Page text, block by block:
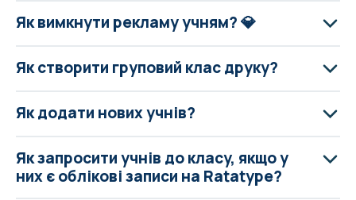
Як вимкнути рекламу учням? 💎
Як створити груповий клас друку?
Як додати нових учнів?
Як запросити учнів до класу, якщо у
них є облікові записи на Ratatype?